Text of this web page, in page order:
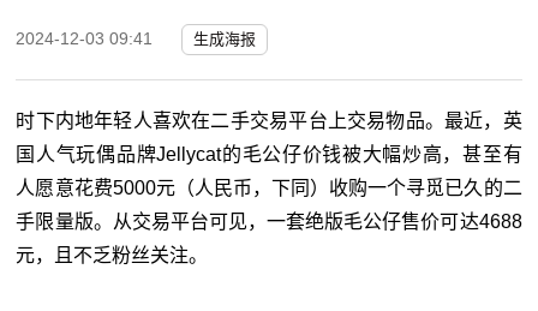
2024-12-03 09:41 生成海报
时下内地年轻人喜欢在二手交易平台上交易物品。最近，英
国人气玩偶品牌Jellycat的毛公仔价钱被大幅炒高，甚至有
人愿意花费5000元（人民币，下同）收购一个寻觅已久的二
手限量版。从交易平台可见，一套绝版毛公仔售价可达4688
元，且不乏粉丝关注。